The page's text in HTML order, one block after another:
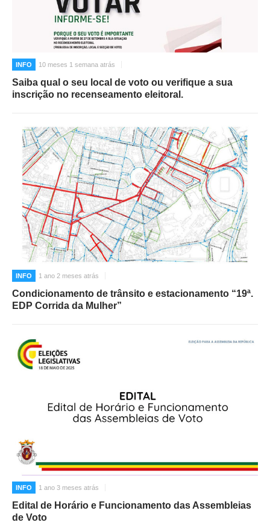
INFO 10 meses 1 semana atrás
Saiba qual o seu local de voto ou verifique a sua
inscrição no recenseamento eleitoral.
INFO 1 ano 2 meses atrás
Condicionamento de trânsito e estacionamento “19ª.
EDP Corrida da Mulher”
INFO 1 ano 3 meses atrás
Edital de Horário e Funcionamento das Assembleias
de Voto